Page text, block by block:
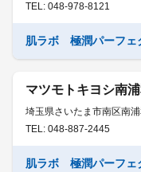
TEL: 048-978-8121
肌ラボ 極潤パーフェ
マツモトキヨシ南
埼玉県さいたま市南区南
TEL: 048-887-2445
肌ラボ 極潤パーフェ